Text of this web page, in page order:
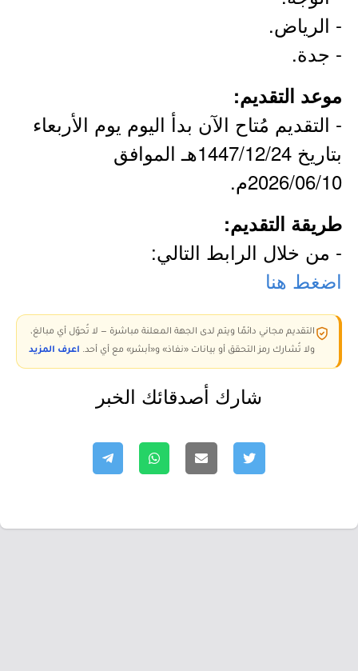
- الرياض.
- جدة.
موعد التقديم:
- التقديم مُتاح الآن بدأ اليوم يوم الأربعاء
بتاريخ 1447/12/24هـ الموافق
2026/06/10م.
طريقة التقديم:
- من خلال الرابط التالي:
اضغط هنا
التقديم مجاني دائمًا ويتم لدى الجهة المعلنة مباشرة — لا تُحوّل أي مبالغ،
ولا تُشارك رمز التحقق أو بيانات «نفاذ» و«أبشر» مع أي أحد. اعرف المزيد
شارك أصدقائك الخبر